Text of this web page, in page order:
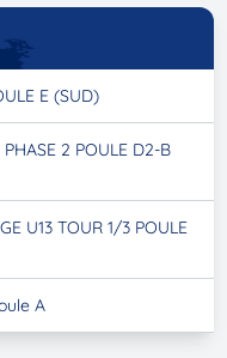
E (SUD)
2 POULE D2-B
U13 TOUR 1/3 POULE
A